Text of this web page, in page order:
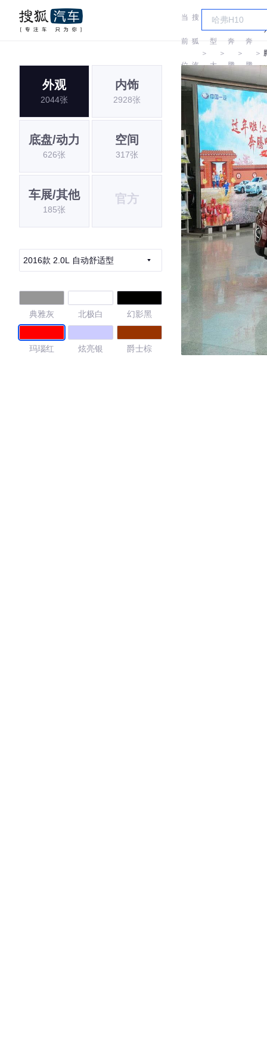
当
前
位
置:
搜
狐
汽
车
＞
车
型
大
全
＞
奔
腾
＞
奔
腾
＞
外观
2044张
内饰
2928张
底盘/动力
626张
空间
317张
车展/其他
185张
官方
2016款 2.0L 自动舒适型
典雅灰 北极白 幻影黑
玛瑙红 炫亮银 爵士棕